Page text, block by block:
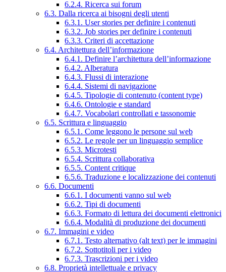
6.2.4. Ricerca sui forum
6.3. Dalla ricerca ai bisogni degli utenti
6.3.1. User stories per definire i contenuti
6.3.2. Job stories per definire i contenuti
6.3.3. Criteri di accettazione
6.4. Architettura dell’informazione
6.4.1. Definire l’architettura dell’informazione
6.4.2. Alberatura
6.4.3. Flussi di interazione
6.4.4. Sistemi di navigazione
6.4.5. Tipologie di contenuto (content type)
6.4.6. Ontologie e standard
6.4.7. Vocabolari controllati e tassonomie
6.5. Scrittura e linguaggio
6.5.1. Come leggono le persone sul web
6.5.2. Le regole per un linguaggio semplice
6.5.3. Microtesti
6.5.4. Scrittura collaborativa
6.5.5. Content critique
6.5.6. Traduzione e localizzazione dei contenuti
6.6. Documenti
6.6.1. I documenti vanno sul web
6.6.2. Tipi di documenti
6.6.3. Formato di lettura dei documenti elettronici
6.6.4. Modalità di produzione dei documenti
6.7. Immagini e video
6.7.1. Testo alternativo (alt text) per le immagini
6.7.2. Sottotitoli per i video
6.7.3. Trascrizioni per i video
6.8. Proprietà intellettuale e privacy